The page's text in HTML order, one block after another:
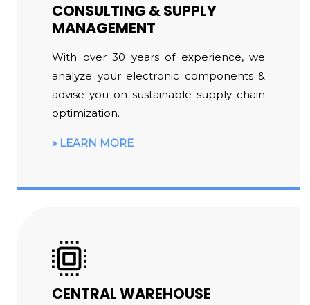
CONSULTING & SUPPLY
MANAGEMENT
With over 30 years of experience, we
analyze your electronic components &
advise you on sustainable supply chain
optimization.
LEARN MORE
CENTRAL WAREHOUSE